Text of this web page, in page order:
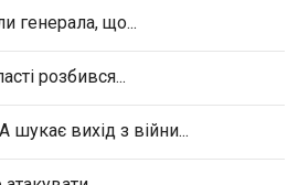
генерала, що...
розбився...
вихід з війни...